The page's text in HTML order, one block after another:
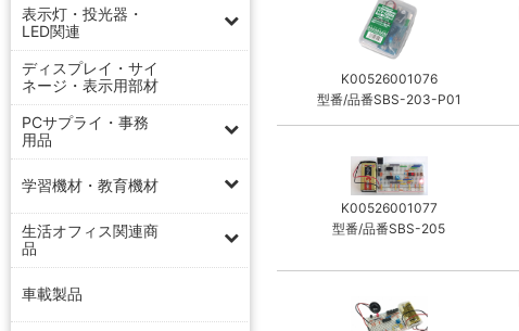
表示灯・投光器・
LED関連
ディスプレイ・サイ
ネージ・表示用部材
PCサプライ・事務
用品
学習機材・教育機材
生活オフィス関連商
品
車載製品
K00526001076
型番/品番SBS-203-P01
K00526001077
型番/品番SBS-205